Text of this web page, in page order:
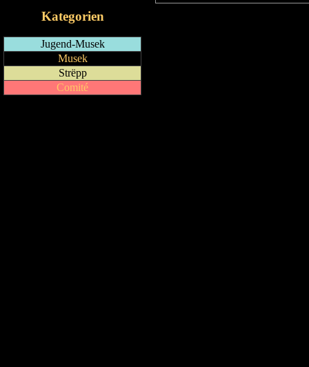
Kategorien
Jugend-Musek
Musek
Strëpp
Comité